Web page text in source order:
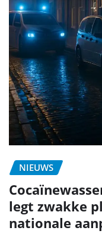
NIEUWS
legt zwakke
nationale